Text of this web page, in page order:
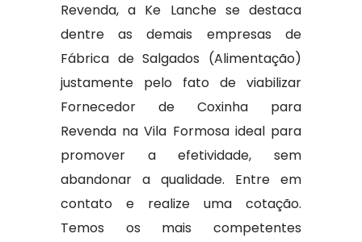
Revenda, a Ke Lanche se destaca
dentre as demais empresas de
Fábrica de Salgados (Alimentação)
justamente pelo fato de viabilizar
Fornecedor de Coxinha para
Revenda na Vila Formosa ideal para
promover a efetividade, sem
abandonar a qualidade. Entre em
contato e realize uma cotação.
Temos os mais competentes